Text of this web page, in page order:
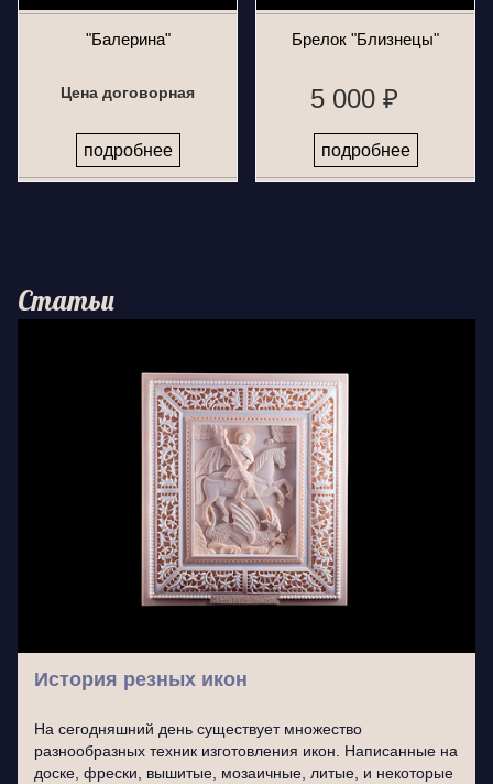
"Балерина"
Цена договорная
подробнее
Брелок "Близнецы"
5 000 ₽
подробнее
Статьи
История резных икон
На сегодняшний день существует множество
разнообразных техник изготовления икон. Написанные на
доске, фрески, вышитые, мозаичные, литые, и некоторые